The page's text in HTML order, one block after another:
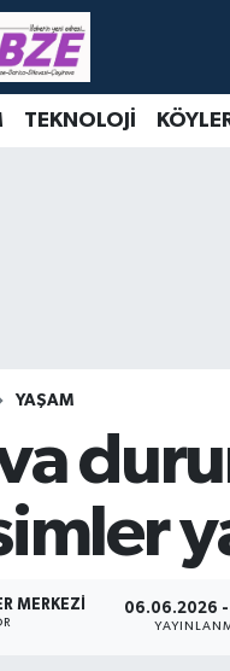
TEKNOLOJİ
YAŞAM
MERKEZI 06.06.2026 -